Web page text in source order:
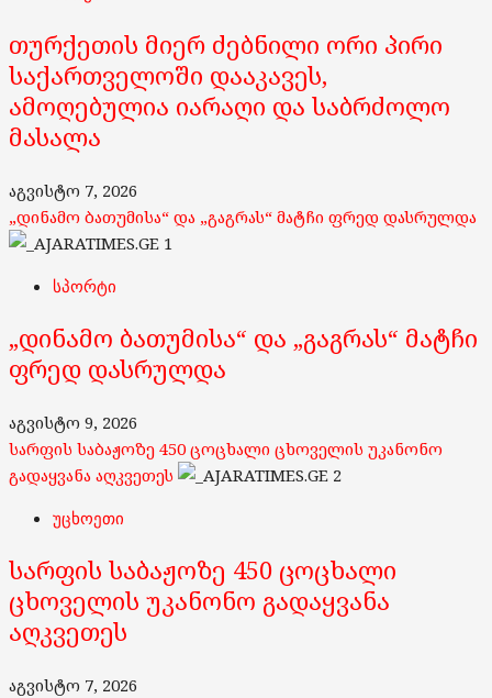
თურქეთის მიერ ძებნილი ორი პირი
საქართველოში დააკავეს,
ამოღებულია იარაღი და საბრძოლო
მასალა
აგვისტო 7, 2026
„დინამო ბათუმისა“ და „გაგრას“ მატჩი ფრედ დასრულდა
1
სპორტი
„დინამო ბათუმისა“ და „გაგრას“ მატჩი
ფრედ დასრულდა
აგვისტო 9, 2026
სარფის საბაჟოზე 450 ცოცხალი ცხოველის უკანონო
გადაყვანა აღკვეთეს
2
უცხოეთი
სარფის საბაჟოზე 450 ცოცხალი
ცხოველის უკანონო გადაყვანა
აღკვეთეს
აგვისტო 7, 2026